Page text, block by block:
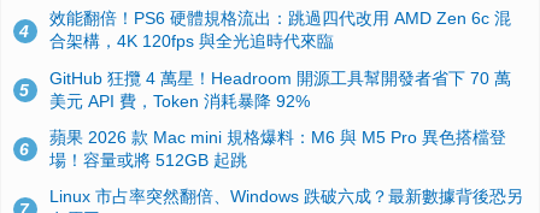
4
效能翻倍！PS6 硬體規格流出：跳過四代改用 AMD Zen 6c 混
合架構，4K 120fps 與全光追時代來臨
5
GitHub 狂攬 4 萬星！Headroom 開源工具幫開發者省下 70 萬
美元 API 費，Token 消耗暴降 92%
6
蘋果 2026 款 Mac mini 規格爆料：M6 與 M5 Pro 異色搭檔登
場！容量或將 512GB 起跳
7
Linux 市占率突然翻倍、Windows 跌破六成？最新數據背後恐另